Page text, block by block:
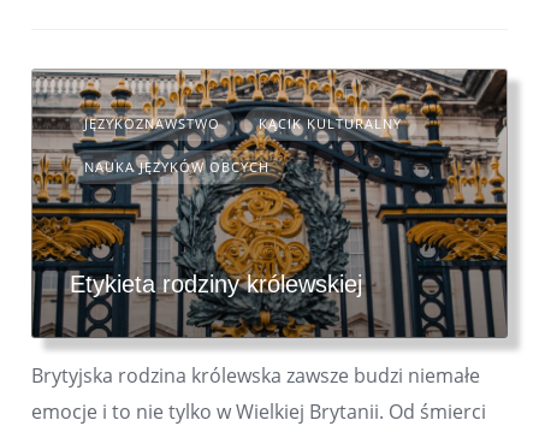
JĘZYKOZNAWSTWO KĄCIK KULTURALNY
NAUKA JĘZYKÓW OBCYCH
Etykieta rodziny królewskiej
Brytyjska rodzina królewska zawsze budzi niemałe
emocje i to nie tylko w Wielkiej Brytanii. Od śmierci